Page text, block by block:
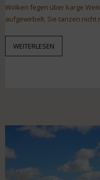
Wolken fegen über karge
aufgewirbelt. Sie tanzen nicht
WEITERLESEN